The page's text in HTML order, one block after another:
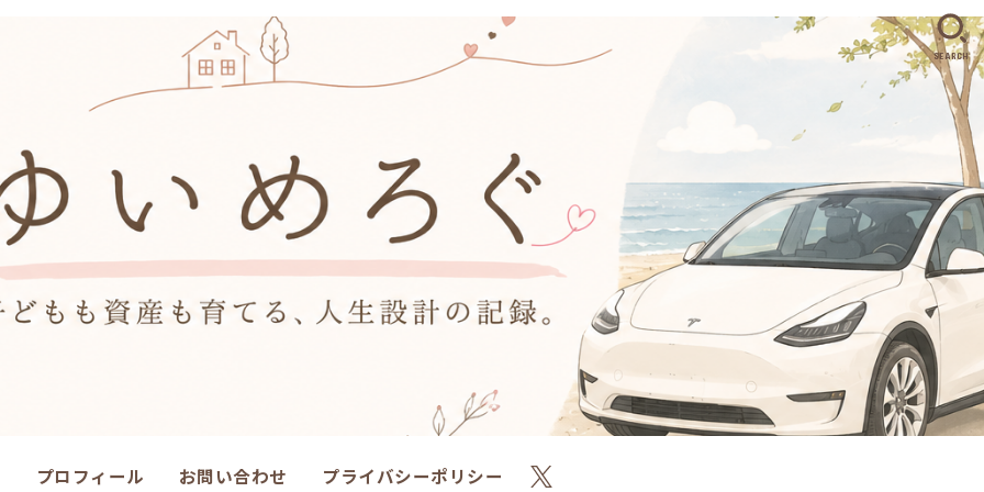
プロフィール お問い合わせ プライバシーポリシー
SEARCH